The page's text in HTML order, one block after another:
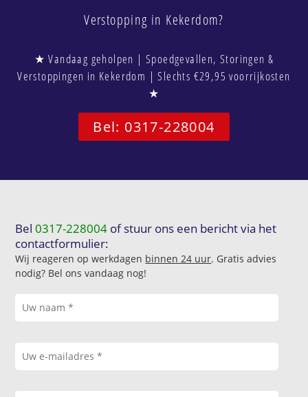
Verstopping in Kekerdom?
★ Vandaag geholpen | Spoedgevallen, Storingen &
Verstoppingen in Kekerdom | Slechts €29,95 voorrijkosten
★
Bel: 0317-228004
Bel0317-228004 of stuur ons een bericht via het
contactformulier:
Wij reageren op werkdagen binnen 24 uur. Gratis advies
nodig? Bel ons vandaag nog!